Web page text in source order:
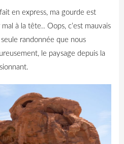
en express, ma gourde est
à la tête.. Oops, c’est mauvais
randonnée que nous
le paysage depuis la